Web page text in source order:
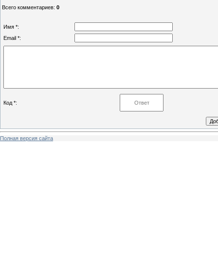
Всего комментариев: 0
Имя *:
Email *:
Код *:
Полная версия сайта